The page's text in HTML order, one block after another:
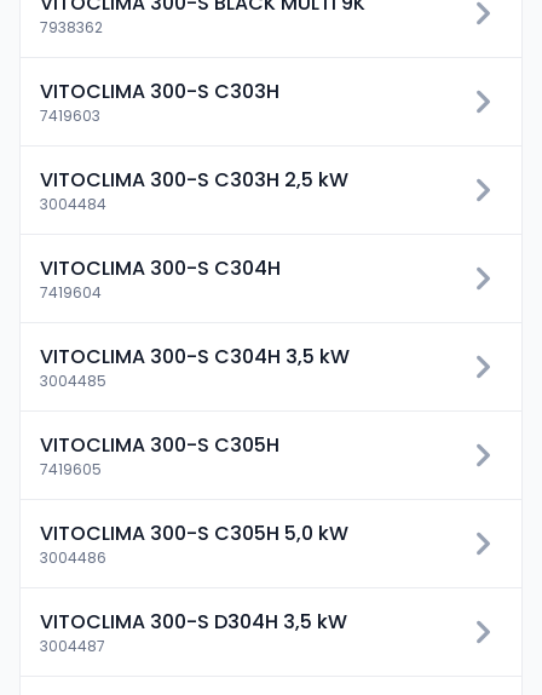
7938362
VITOCLIMA 300-S C303H
7419603
VITOCLIMA 300-S C303H 2,5 kW
3004484
VITOCLIMA 300-S C304H
7419604
VITOCLIMA 300-S C304H 3,5 kW
3004485
VITOCLIMA 300-S C305H
7419605
VITOCLIMA 300-S C305H 5,0 kW
3004486
VITOCLIMA 300-S D304H 3,5 kW
3004487